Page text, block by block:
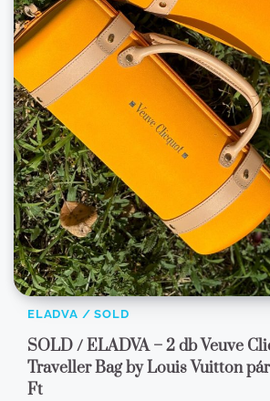
ELADVA / SOLD
SOLD / ELADVA – 2 db Veuve
Traveller Bag by Louis Vuitton
Ft